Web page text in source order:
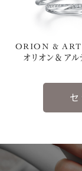
ORION &
オリオン & アル